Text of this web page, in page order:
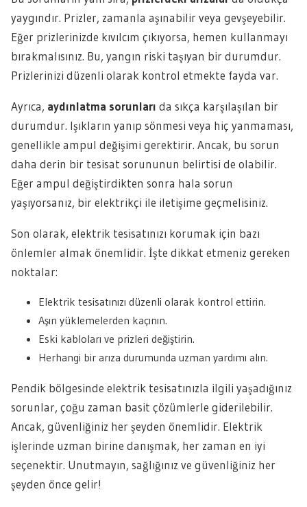
yaygındır. Prizler, zamanla aşınabilir veya gevşeyebilir.
Eğer prizlerinizde kıvılcım çıkıyorsa, hemen kullanmayı
bırakmalısınız. Bu, yangın riski taşıyan bir durumdur.
Prizlerinizi düzenli olarak kontrol etmekte fayda var.
Ayrıca, aydınlatma sorunları da sıkça karşılaşılan bir
durumdur. Işıkların yanıp sönmesi veya hiç yanmaması,
genellikle ampul değişimi gerektirir. Ancak, bu sorun
daha derin bir tesisat sorununun belirtisi de olabilir.
Eğer ampul değiştirdikten sonra hala sorun
yaşıyorsanız, bir elektrikçi ile iletişime geçmelisiniz.
Son olarak, elektrik tesisatınızı korumak için bazı
önlemler almak önemlidir. İşte dikkat etmeniz gereken
noktalar:
Elektrik tesisatınızı düzenli olarak kontrol ettirin.
Aşırı yüklemelerden kaçının.
Eski kabloları ve prizleri değiştirin.
Herhangi bir arıza durumunda uzman yardımı alın.
Pendik bölgesinde elektrik tesisatınızla ilgili yaşadığınız
sorunlar, çoğu zaman basit çözümlerle giderilebilir.
Ancak, güvenliğiniz her şeyden önemlidir. Elektrik
işlerinde uzman birine danışmak, her zaman en iyi
seçenektir. Unutmayın, sağlığınız ve güvenliğiniz her
şeyden önce gelir!